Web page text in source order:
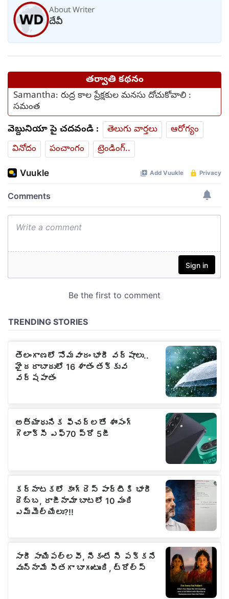
About Writer
దేవీ
తర్వాతి కథనం
Samantha: రుద్ర కాల ప్రేక్షకుల మనసు దోచుకోవాలి :
సమంత
వెబ్దునియా పై చదవండి : తెలుగు వార్తలు
ఆరోగ్యం
వినోదం
పంచాంగం ట్రెండింగ్..